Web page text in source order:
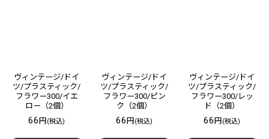
ヴィンテージ/ドイ
ツ/プラスティック/
フラワー300/イエ
ロー（2個）
66円 (税込)
ヴィンテージ/ドイ
ツ/プラスティック/
フラワー300/ピン
ク（2個）
66円 (税込)
ヴィンテージ/ドイ
ツ/プラスティック/
フラワー300/レッ
ド（2個）
66円 (税込)